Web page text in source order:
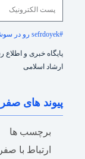
#sefrdoyek رو در سوشیال مدیا فراموش نکنید!
پایگاه خبری و
ارشاد اسلامی
پیوند های
برچسب ها
ارتباط با صفر